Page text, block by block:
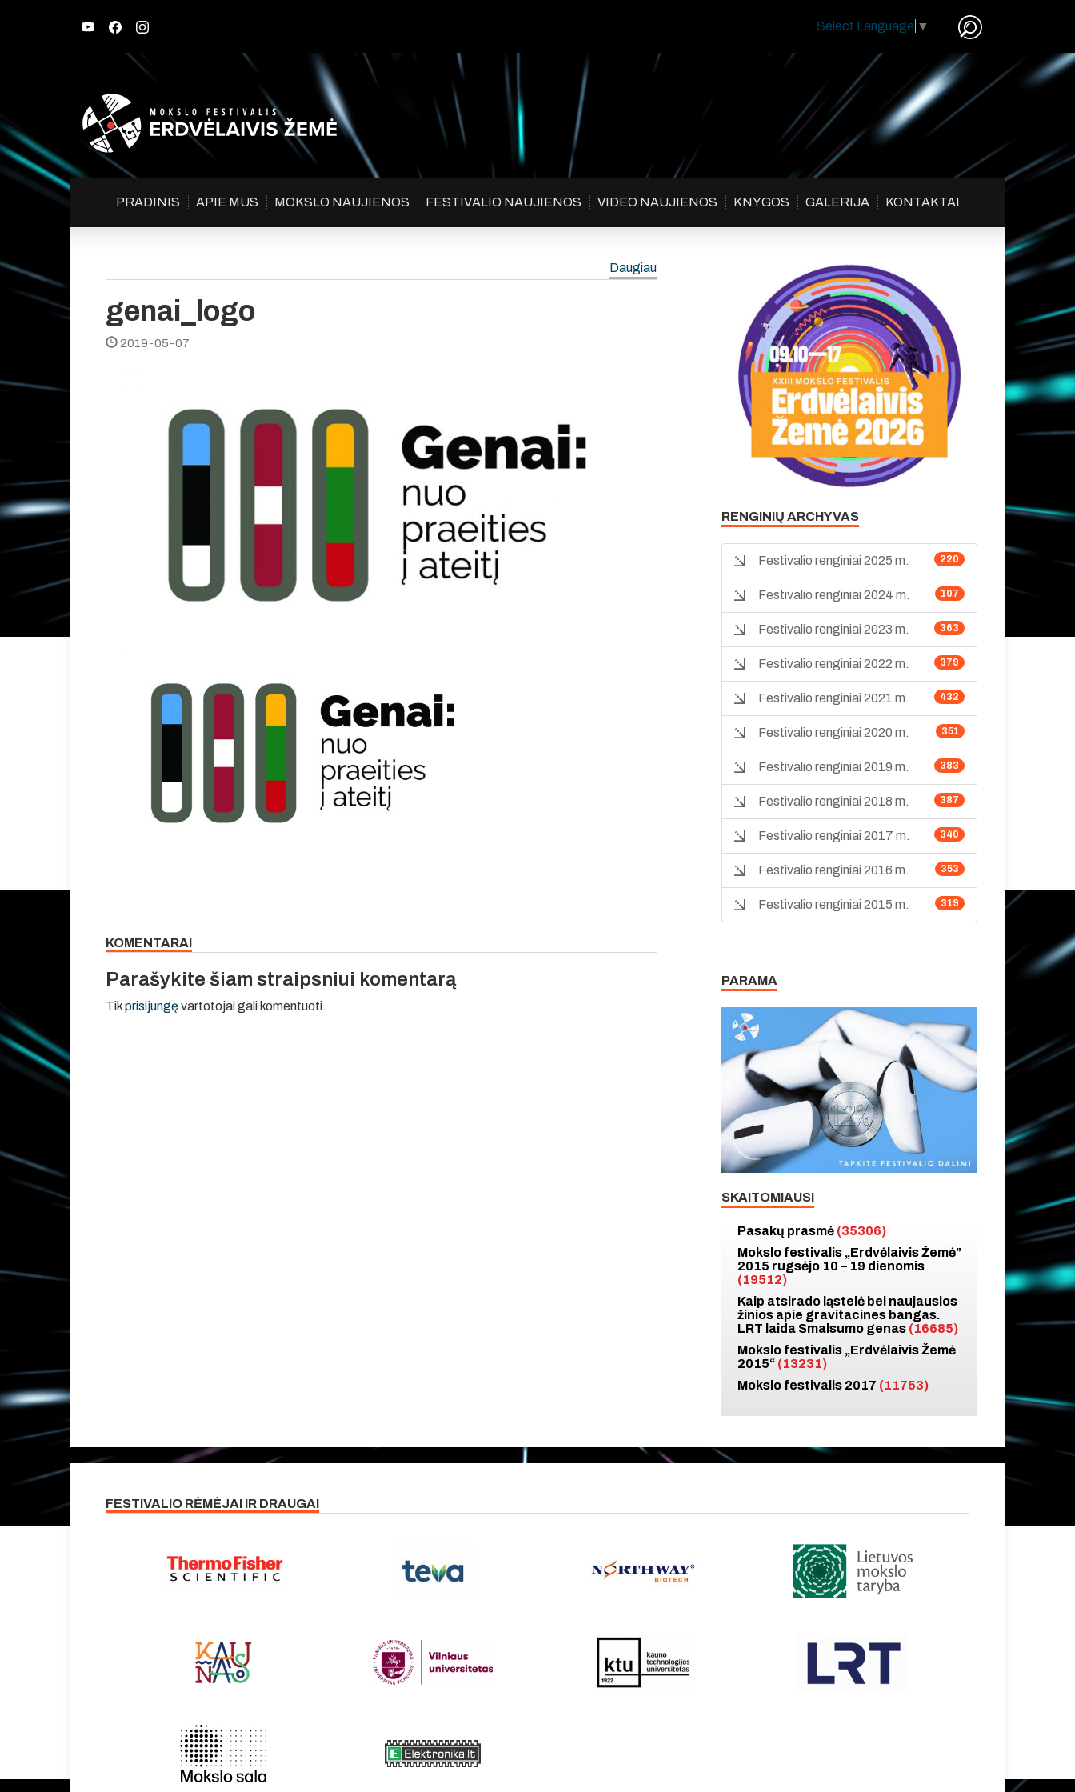
Select Language ▼
PRADINIS APIE MUS MOKSLO NAUJIENOS FESTIVALIO NAUJIENOS VIDEO NAUJIENOS KNYGOS GALERIJA KONTAKTAI
Daugiau
genai_logo
2019-05-07
KOMENTARAI
Parašykite šiam straipsniui komentarą
Tikprisijungęvartotojai gali komentuoti.
RENGINIŲ ARCHYVAS
220
Festivalio renginiai 2025 m.
107
Festivalio renginiai 2024 m.
363
Festivalio renginiai 2023 m.
379
Festivalio renginiai 2022 m.
432
Festivalio renginiai 2021 m.
351
Festivalio renginiai 2020 m.
383
Festivalio renginiai 2019 m.
387
Festivalio renginiai 2018 m.
340
Festivalio renginiai 2017 m.
353
Festivalio renginiai 2016 m.
319
Festivalio renginiai 2015 m.
PARAMA
SKAITOMIAUSI
Pasakų prasmė (35306)
Mokslo festivalis „Erdvėlaivis Žemė”
2015 rugsėjo 10 – 19 dienomis
(19512)
Kaip atsirado ląstelė bei naujausios
žinios apie gravitacines bangas.
LRT laida Smalsumo genas (16685)
Mokslo festivalis „Erdvėlaivis Žemė
2015“ (13231)
Mokslo festivalis 2017 (11753)
FESTIVALIO RĖMĖJAI IR DRAUGAI